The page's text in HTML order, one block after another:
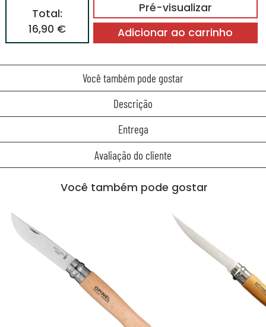
Pré-visualizar
Total:
16,90 €
Adicionar ao carrinho
Você também pode gostar
Descrição
Entrega
Avaliação do cliente
Você também pode gostar